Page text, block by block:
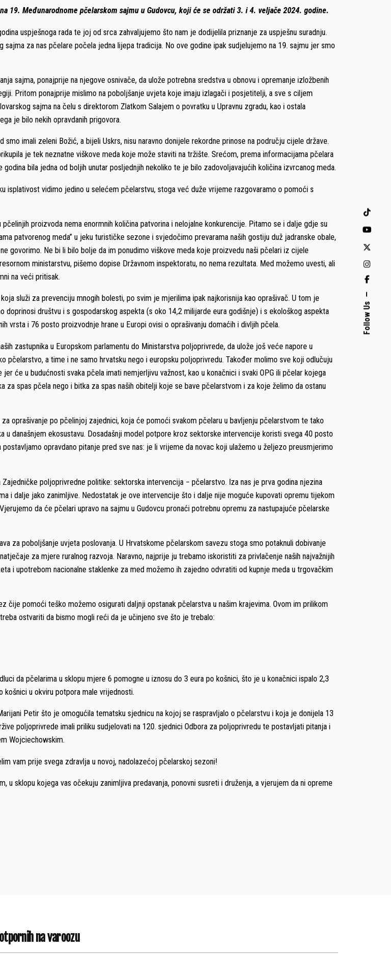
Follow Us
19. Međunarodnome pčelarskom sajmu u Gudovcu, koji će se održati 3. i 4. veljače 2024. godine.
uspješnoga rada te joj od srca zahvaljujemo što nam je dodijelila priznanje za uspješnu suradnju.
za nas pčelare počela jedna lijepa tradicija. No ove godine ipak sudjelujemo na 19. sajmu jer smo
sajma, ponajprije na njegove osnivače, da ulože potrebna sredstva u obnovu i opremanje izložbenih
Pritom ponajprije mislimo na poboljšanje uvjeta koje imaju izlagači i posjetitelji, a sve s ciljem
sajma na čelu s direktorom Zlatkom Salajem o povratku u Upravnu zgradu, kao i ostala
je bilo nekih opravdanih prigovora.
imali zeleni Božić, a bijeli Uskrs, nisu naravno donijele rekordne prinose na području cijele države.
je tek neznatne viškove meda koje može staviti na tržište. Srećom, prema informacijama pčelara
bila jedna od boljih unutar posljednjih nekoliko te je bilo zadovoljavajućih količina izvrcanog meda.
isplativost vidimo jedino u selećem pčelarstvu, stoga već duže vrijeme razgovaramo o pomoći s
proizvoda nema enormnih količina patvorina i nelojalne konkurencije. Pitamo se i dalje gdje su
patvorenog meda” u jeku turističke sezone i svjedočimo prevarama naših gostiju duž jadranske obale,
govorimo. Ne bi li bilo bolje da im ponudimo viškove meda koje proizvedu naši pčelari iz cijele
ministarstvu, pišemo dopise Državnom inspektoratu, no nema rezultata. Med možemo uvesti, ali
na veći pritisak.
služi za prevenciju mnogih bolesti, po svim je mjerilima ipak najkorisnija kao oprašivač. U tom je
društvu i s gospodarskog aspekta (s oko 14,2 milijarde eura godišnje) i s ekološkog aspekta
vrsta i 76 posto proizvodnje hrane u Europi ovisi o oprašivanju domaćih i divljih pčela.
zastupnika u Europskom parlamentu do Ministarstva poljoprivrede, da ulože još veće napore u
pčelarstvo, a time i ne samo hrvatsku nego i europsku poljoprivredu. Također molimo sve koji odlučuju
će u budućnosti svaka pčela imati nemjerljivu važnost, kao u konačnici i svaki OPG ili pčelar kojega
spas pčela nego i bitka za spas naših obitelji koje se bave pčelarstvom i za koje želimo da ostanu
oprašivanje po pčelinjoj zajednici, koja će pomoći svakom pčelaru u bavljenju pčelarstvom te tako
u današnjem ekosustavu. Dosadašnji model potpore kroz sektorske intervencije koristi svega 40 posto
opravdano pitanje pred sve nas: je li vrijeme da novac koji ulažemo u željezo preusmjerimo
poljoprivredne politike: sektorska intervencija − pčelarstvo. Iza nas je prva godina njezina
i dalje jako zanimljive. Nedostatak je ove intervencije što i dalje nije moguće kupovati opremu tijekom
da će pčelari upravo na sajmu u Gudovcu pronaći potrebnu opremu za nastupajuće pčelarske
za poboljšanje uvjeta poslovanja. U Hrvatskome pčelarskom savezu stoga smo potaknuli dobivanje
za mjere ruralnog razvoja. Naravno, najprije ju trebamo iskoristiti za privlačenje naših najvažnijih
i upotrebom nacionalne staklenke za med možemo ih zajedno odvratiti od kupnje meda u trgovačkim
čije pomoći teško možemo osigurati daljnji opstanak pčelarstva u našim krajevima. Ovom im prilikom
ostvariti da bismo mogli reći da je učinjeno sve što je trebalo:
da pčelarima u sklopu mjere 6 pomogne u iznosu do 3 eura po košnici, što je u konačnici ispalo 2,3
košnici u okviru potpora male vrijednosti.
Petir što je omogućila tematsku sjednicu na kojoj se raspravljalo o pčelarstvu i koja je donijela 13
poljoprivrede imali priliku sudjelovati na 120. sjednici Odbora za poljoprivredu te postavljati pitanja i
Wojciechowskim.
vam prije svega zdravlja u novoj, nadolazećoj pčelarskoj sezoni!
u sklopu kojega vas očekuju zanimljiva predavanja, ponovni susreti i druženja, a vjerujem da ni opreme
na varoozu